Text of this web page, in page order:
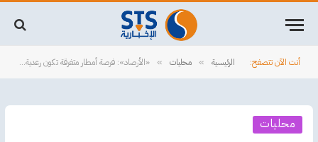
أنت الآن تتصفح: الرئيسية » محليات » «الأرصاد»: فرصة أمطار متفرقة تكون رعدية أحياناً
محليات